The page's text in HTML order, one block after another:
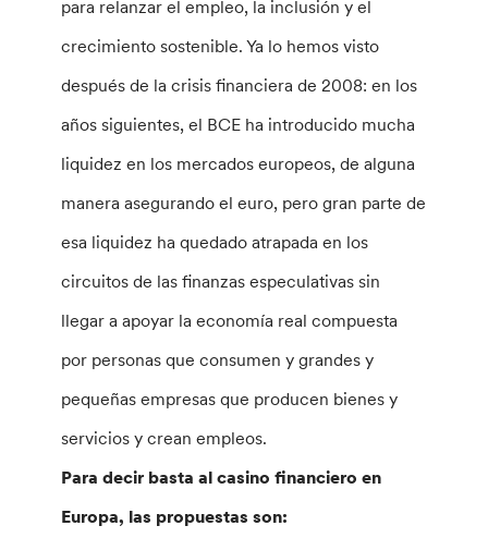
para relanzar el empleo, la inclusión y el
crecimiento sostenible. Ya lo hemos visto
después de la crisis financiera de 2008: en los
años siguientes, el BCE ha introducido mucha
liquidez en los mercados europeos, de alguna
manera asegurando el euro, pero gran parte de
esa liquidez ha quedado atrapada en los
circuitos de las finanzas especulativas sin
llegar a apoyar la economía real compuesta
por personas que consumen y grandes y
pequeñas empresas que producen bienes y
servicios y crean empleos.
Para decir basta al casino financiero en
Europa, las propuestas son: